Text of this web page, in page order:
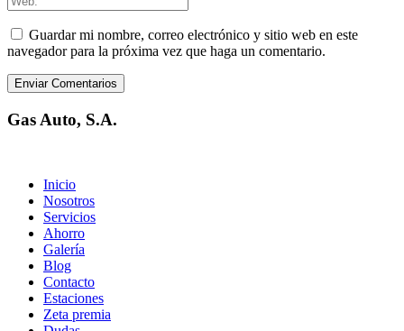
Guardar mi nombre, correo electrónico y sitio web en este
navegador para la próxima vez que haga un comentario.
Enviar Comentarios
Gas Auto, S.A.
Inicio
Nosotros
Servicios
Ahorro
Galería
Blog
Contacto
Estaciones
Zeta premia